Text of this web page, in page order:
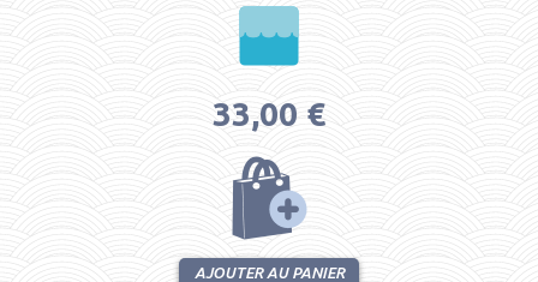
33,00 €
AJOUTER AU PANIER